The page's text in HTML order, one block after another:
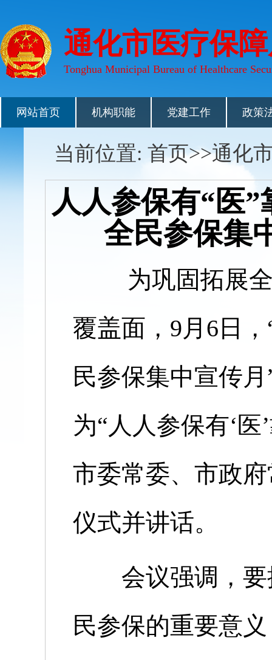
通化市医疗保
Tonghua Municipal Bureau of Healthcare
网站首页 机构职能 党建工作 政策
当前位置: 首页>>通化
人人参保有“医
全民参保集
为巩固拓展全
覆盖面，9月6日
民参保集中宣传
为“人人参保有‘
市委常委、市政
仪式并讲话。
会议强调，要
民参保的重要意